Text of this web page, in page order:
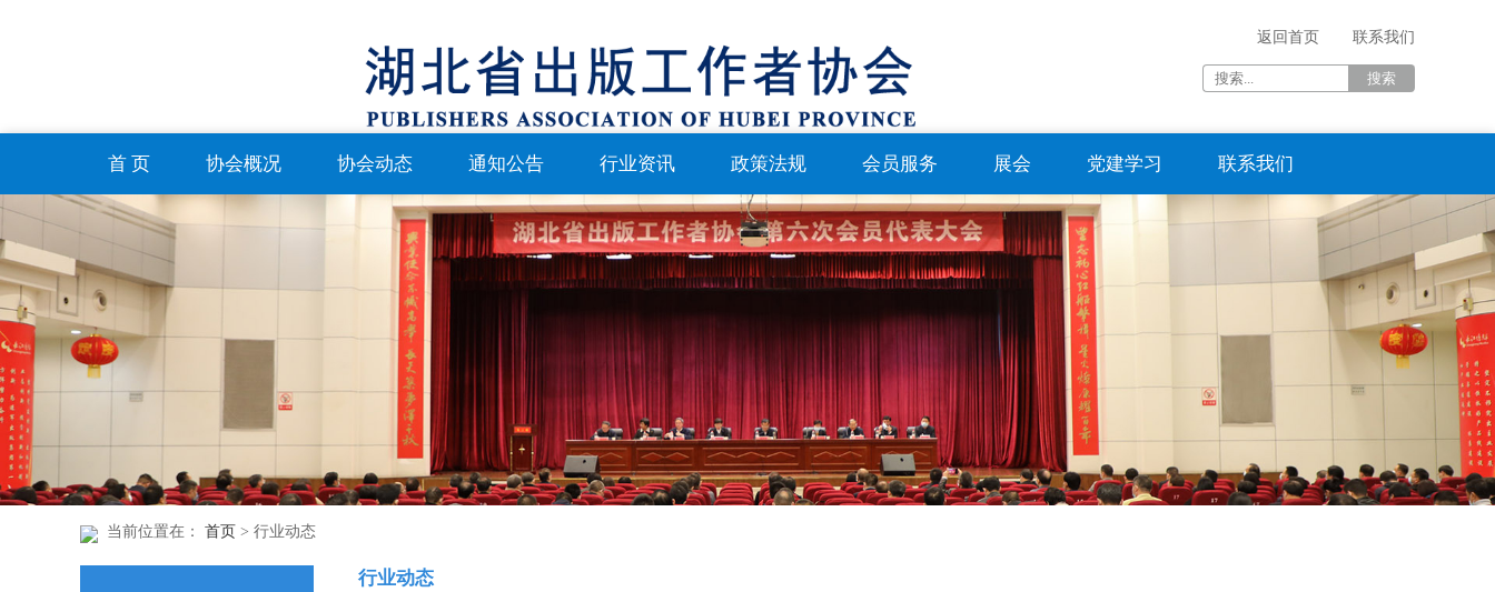
联系我们
返回首页
首 页 协会概况 协会动态 通知公告 行业资讯 政策法规 会员服务 展会 党建学习 联系我们
当前位置在： 首页 > 行业动态
行业动态